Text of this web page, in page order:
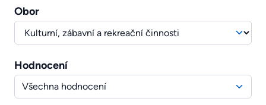
Obor
Hodnocení
Všechna hodnocení